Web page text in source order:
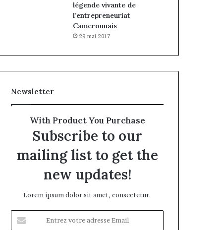
légende vivante de
l’entrepreneuriat
Camerounais
29 mai 2017
Newsletter
With Product You Purchase
Subscribe to our
mailing list to get the
new updates!
Lorem ipsum dolor sit amet, consectetur.
votre